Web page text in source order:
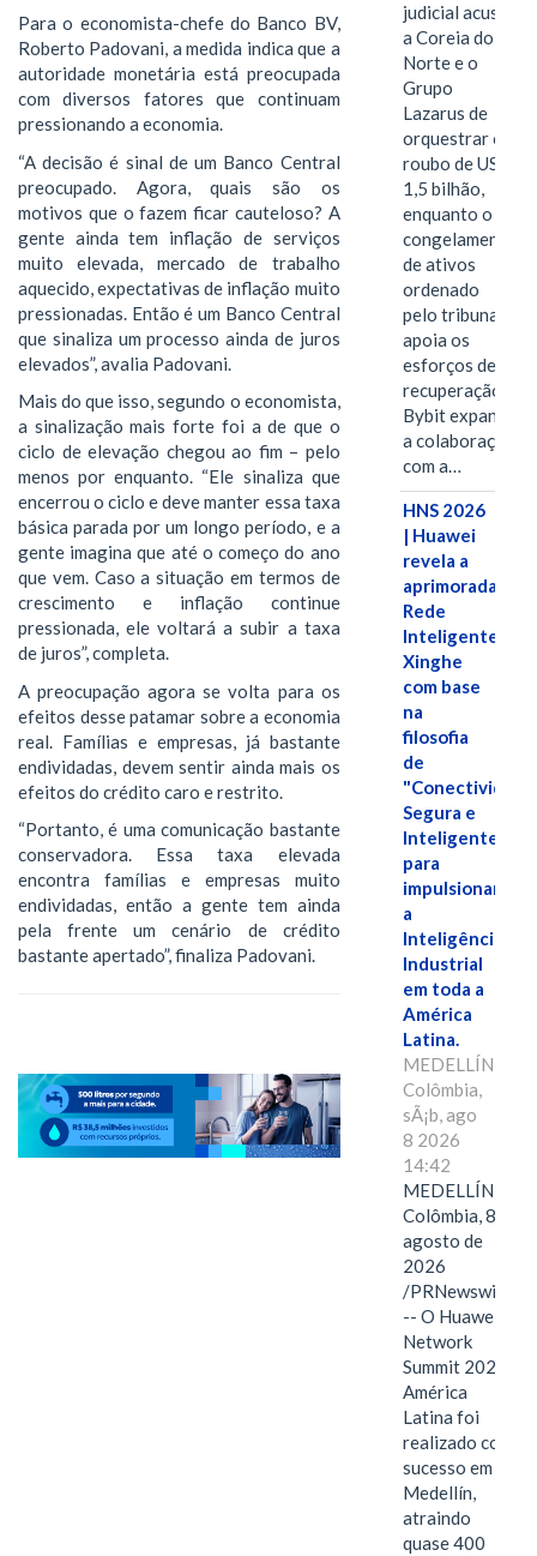
Para o economista-chefe do Banco BV,
Roberto Padovani, a medida indica que a
autoridade monetária está preocupada
com diversos fatores que continuam
pressionando a economia.
“A decisão é sinal de um Banco Central
preocupado. Agora, quais são os
motivos que o fazem ficar cauteloso? A
gente ainda tem inflação de serviços
muito elevada, mercado de trabalho
aquecido, expectativas de inflação muito
pressionadas. Então é um Banco Central
que sinaliza um processo ainda de juros
elevados”, avalia Padovani.
Mais do que isso, segundo o economista,
a sinalização mais forte foi a de que o
ciclo de elevação chegou ao fim – pelo
menos por enquanto. “Ele sinaliza que
encerrou o ciclo e deve manter essa taxa
básica parada por um longo período, e a
gente imagina que até o começo do ano
que vem. Caso a situação em termos de
crescimento e inflação continue
pressionada, ele voltará a subir a taxa
de juros”, completa.
A preocupação agora se volta para os
efeitos desse patamar sobre a economia
real. Famílias e empresas, já bastante
endividadas, devem sentir ainda mais os
efeitos do crédito caro e restrito.
“Portanto, é uma comunicação bastante
conservadora. Essa taxa elevada
encontra famílias e empresas muito
endividadas, então a gente tem ainda
pela frente um cenário de crédito
bastante apertado”, finaliza Padovani.
judicial acusa
a Coreia do
Norte e o
Grupo
Lazarus de
orquestrar o
roubo de US$
1,5 bilhão,
enquanto o
congelamento
de ativos
ordenado
pelo tribunal
apoia os
esforços de
recuperação e
Bybit expande
a colaboração
com a…
HNS 2026
| Huawei
revela a
aprimorada
Rede
Inteligente
Xinghe
com base
na
filosofia
de
"Conectividade
Segura e
Inteligente"
para
impulsionar
a
Inteligência
Industrial
em toda a
América
Latina.
MEDELLÍN,
Colômbia,
sÃ¡b, ago
8 2026
14:42
MEDELLÍN,
Colômbia, 8 de
agosto de
2026
/PRNewswire/
-- O Huawei
Network
Summit 2026
América
Latina foi
realizado com
sucesso em
Medellín,
atraindo
quase 400